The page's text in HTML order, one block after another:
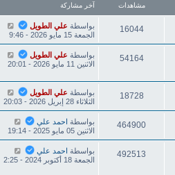
مشاهدات آخر مشاركة
16044 بواسطة علي الطويل
الجمعة 15 مايو 2026 - 9:46
54164 بواسطة علي الطويل
الاثنين 11 مايو 2026 - 20:01
18728 بواسطة علي الطويل
الثلاثاء 28 إبريل 2026 - 20:03
464900 بواسطة احمد علي
الاثنين 05 مايو 2025 - 19:14
492513 بواسطة احمد علي
الجمعة 18 أكتوبر 2024 - 2:25